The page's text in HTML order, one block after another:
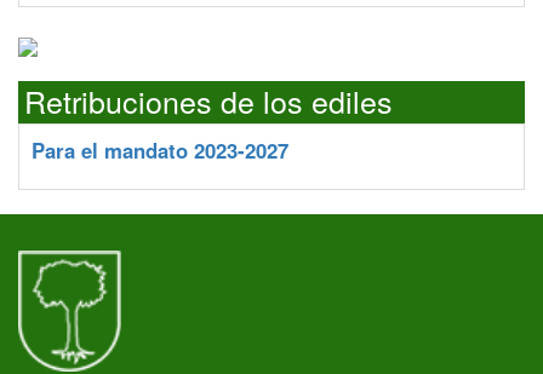
Retribuciones de los ediles
Para el mandato 2023-2027